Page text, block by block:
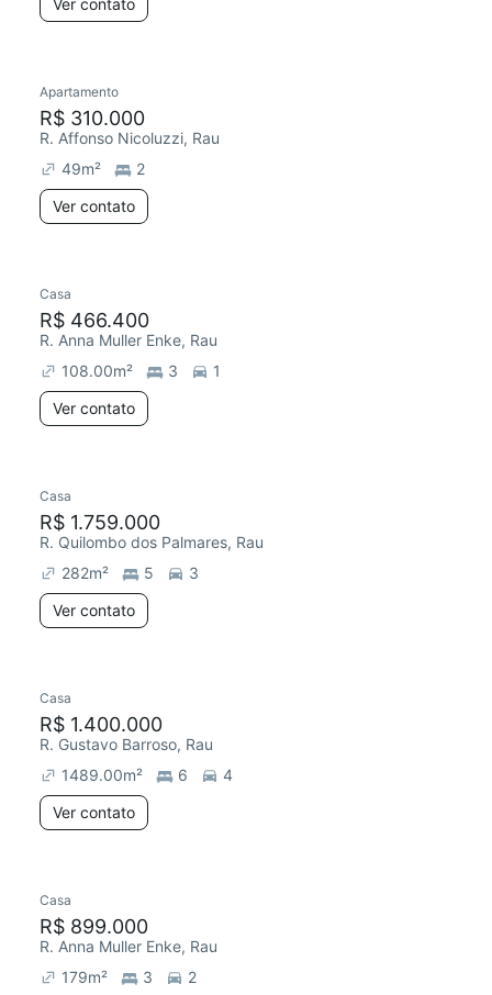
Ver contato
Apartamento
R$ 310.000
R. Affonso Nicoluzzi, Rau
49m²
2
Ver contato
Casa
R$ 466.400
R. Anna Muller Enke, Rau
108.00m² 3
1
Ver contato
Casa
R$ 1.759.000
R. Quilombo dos Palmares, Rau
282m² 5
3
Ver contato
Casa
R$ 1.400.000
R. Gustavo Barroso, Rau
1489.00m² 6
4
Ver contato
Casa
R$ 899.000
R. Anna Muller Enke, Rau
179m² 3
2